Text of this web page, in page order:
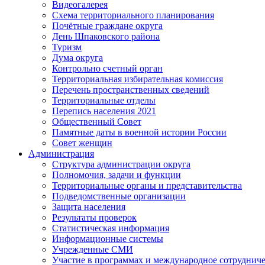
Видеогалерея
Схема территориального планирования
Почётные граждане округа
День Шпаковского района
Туризм
Дума округа
Контрольно счетный орган
Территориальная избирательная комиссия
Перечень пространственных сведений
Территориальные отделы
Перепись населения 2021
Общественный Совет
Памятные даты в военной истории России
Совет женщин
Администрация
Структура администрации округа
Полномочия, задачи и функции
Территориальные органы и представительства
Подведомственные организации
Защита населения
Результаты проверок
Статистическая информация
Информационные системы
Учрежденные СМИ
Участие в программах и международное